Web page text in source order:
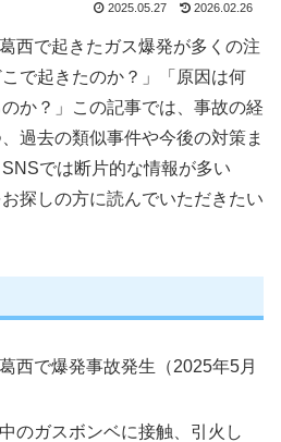
2025.05.27 2026.02.26
西で起きたガス爆発が多くの注
で起きたのか？」「原因は何
か？」この記事では、事故の経
過去の類似事件や今後の対策ま
では断片的な情報が多い
探しの方に読んでいただきたい
西で爆発事故発生（2025年5月
のガスボンベに接触、引火し